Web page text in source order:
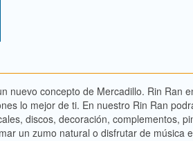
nuevo concepto de Mercadillo. Rin Ran
lo mejor de ti. En nuestro Rin Ran
discos, decoración, complementos,
un zumo natural o disfrutar de